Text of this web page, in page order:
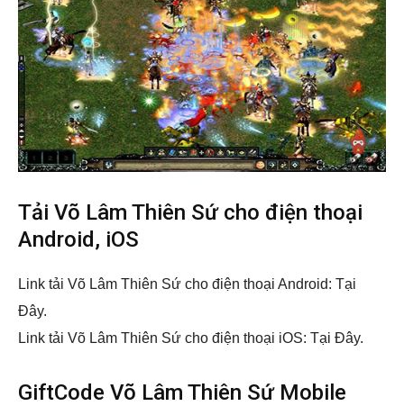
Tải Võ Lâm Thiên Sứ cho điện thoại
Android, iOS
Link tải Võ Lâm Thiên Sứ cho điện thoại Android: Tại
Đây.
Link tải Võ Lâm Thiên Sứ cho điện thoại iOS: Tại Đây.
GiftCode Võ Lâm Thiên Sứ Mobile